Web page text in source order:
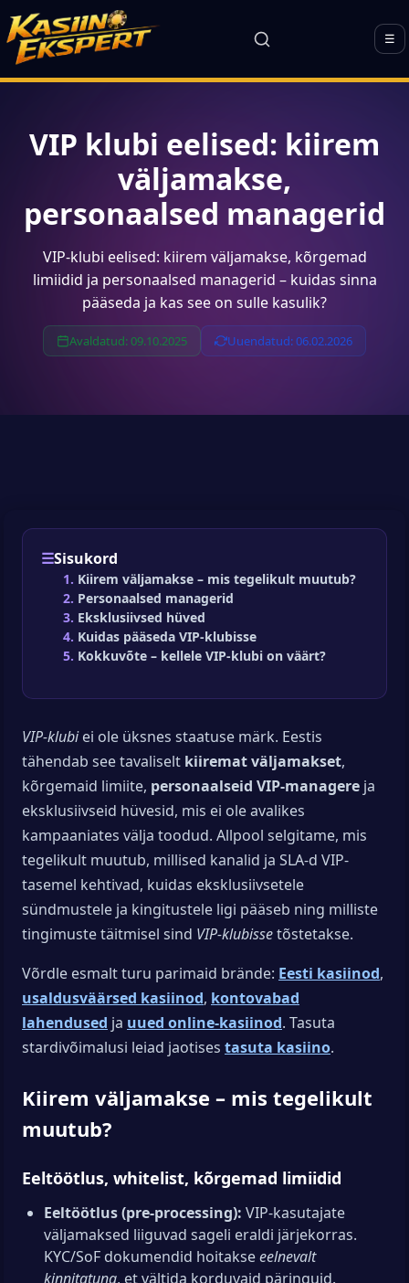
☰
VIP klubi eelised: kiirem
väljamakse,
personaalsed managerid
VIP-klubi eelised: kiirem väljamakse, kõrgemad
limiidid ja personaalsed managerid – kuidas sinna
pääseda ja kas see on sulle kasulik?
Avaldatud: 09.10.2025 Uuendatud: 06.02.2026
Sisukord
Kiirem väljamakse – mis tegelikult muutub?
Personaalsed managerid
Eksklusiivsed hüved
Kuidas pääseda VIP-klubisse
Kokkuvõte – kellele VIP-klubi on väärt?
VIP-klubiei ole üksnes staatuse märk. Eestis
tähendab see tavaliselt kiiremat väljamakset,
kõrgemaid limiite, personaalseid VIP-managere ja
eksklusiivseid hüvesid, mis ei ole avalikes
kampaaniates välja toodud. Allpool selgitame, mis
tegelikult muutub, millised kanalid ja SLA-d VIP-
tasemel kehtivad, kuidas eksklusiivsetele
sündmustele ja kingitustele ligi pääseb ning milliste
tingimuste täitmisel sind VIP-klubissetõstetakse.
Võrdle esmalt turu parimaid brände: Eesti kasiinod,
usaldusväärsed kasiinod, kontovabad
lahendused ja uued online-kasiinod. Tasuta
stardivõimalusi leiad jaotises tasuta kasiino.
Kiirem väljamakse – mis tegelikult
muutub?
Eeltöötlus, whitelist, kõrgemad limiidid
Eeltöötlus (pre-processing): VIP-kasutajate
väljamaksed liiguvad sageli eraldi järjekorras.
KYC/SoF dokumendid hoitakseeelnevalt
kinnitatuna, et vältida korduvaid päringuid.